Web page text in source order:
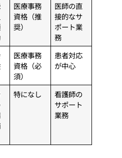
医療事務
資格（推
奨）
医師の直
接的なサ
ポート業
務
医療事務
資格（必
須）
患者対応
が中心
特になし
看護師の
サポート
業務